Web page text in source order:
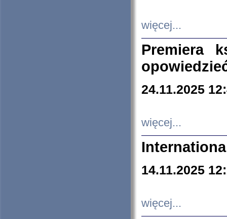
więcej...
Premiera
24.11.2025
więcej...
14.11.2025
więcej...